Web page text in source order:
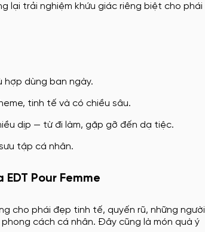
lại trải nghiệm khứu giác riêng biệt cho phái
hợp dùng ban ngày.
tinh tế và có chiều sâu.
dịp — từ đi làm, gặp gỡ đến dạ tiệc.
tập cá nhân.
Pour Femme
cho phái đẹp tinh tế, quyến rũ, những người
cách cá nhân. Đây cũng là món quà ý